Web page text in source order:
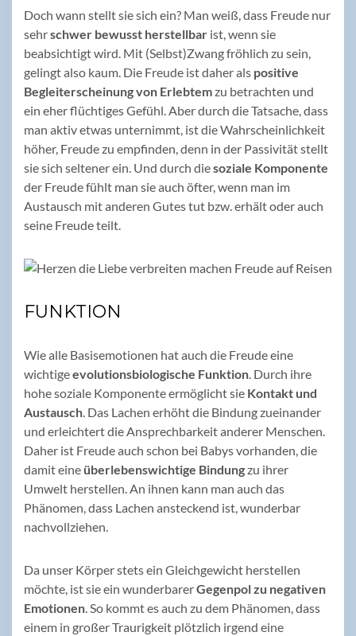
Doch wann stellt sie sich ein? Man weiß, dass Freude nur
sehrschwer bewusst herstellbar ist, wenn sie
beabsichtigt wird. Mit (Selbst)Zwang fröhlich zu sein,
gelingt also kaum. Die Freude ist daher als positive
Begleiterscheinung von Erlebtemzu betrachten und
ein eher flüchtiges Gefühl. Aber durch die Tatsache, dass
man aktiv etwas unternimmt, ist die Wahrscheinlichkeit
höher, Freude zu empfinden, denn in der Passivität stellt
sie sich seltener ein. Und durch diesoziale Komponente
der Freude fühlt man sie auch öfter, wenn man im
Austausch mit anderen Gutes tut bzw. erhält oder auch
seine Freude teilt.
FUNKTION
Wie alle Basisemotionen hat auch die Freude eine
wichtigeevolutionsbiologische Funktion. Durch ihre
hohe soziale Komponente ermöglicht sie Kontakt und
Austausch. Das Lachen erhöht die Bindung zueinander
und erleichtert die Ansprechbarkeit anderer Menschen.
Daher ist Freude auch schon bei Babys vorhanden, die
damit eine überlebenswichtige Bindungzu ihrer
Umwelt herstellen. An ihnen kann man auch das
Phänomen, dass Lachen ansteckend ist, wunderbar
nachvollziehen.
Da unser Körper stets ein Gleichgewicht herstellen
möchte, ist sie ein wunderbarerGegenpol zu negativen
Emotionen. So kommt es auch zu dem Phänomen, dass
einem in großer Traurigkeit plötzlich irgend eine